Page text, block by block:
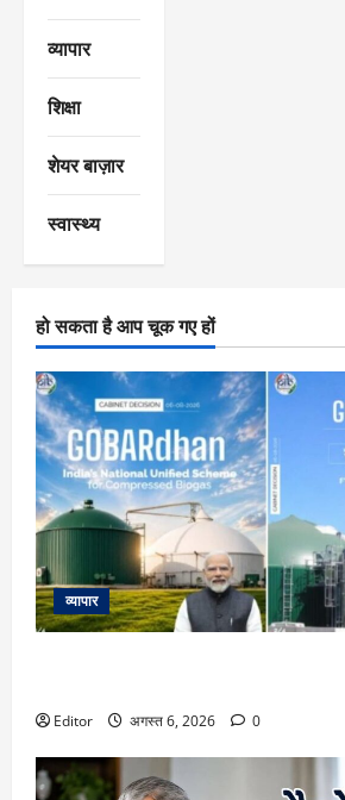
व्यापार
शिक्षा
शेयर बाज़ार
स्वास्थ्य
हो सकता है आप चूक गए हों
व्यापार
Editor अगस्त 6, 2026 0